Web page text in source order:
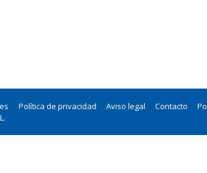
Política de privacidad Aviso legal Contacto